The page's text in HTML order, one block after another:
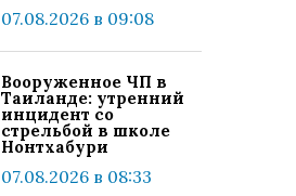
07.08.2026 в 09:08
Вооруженное ЧП в
Таиланде: утренний
инцидент со
стрельбой в школе
Нонтхабури
07.08.2026 в 08:33